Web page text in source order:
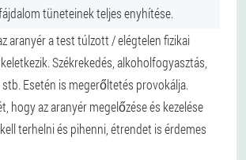
tüneteinek teljes enyhítése.
aranyér a test túlzott / elégtelen fizikai
Székrekedés, alkoholfogyasztás,
Esetén is megerőltetés provokálja.
hogy az aranyér megelőzése és kezelése
terhelni és pihenni, étrendet is érdemes